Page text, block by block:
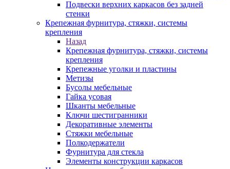
Подвески верхних каркасов без задней
стенки
Крепежная фурнитура, стяжки, системы
крепления
Назад
Крепежная фурнитура, стяжки, системы
крепления
Крепежные уголки и пластины
Метизы
Бусолы мебельные
Гайка усовая
Шканты мебельные
Ключи шестигранники
Декоративные элементы
Стяжки мебельные
Полкодержатели
Фурнитура для стекла
Элементы конструкции каркасов